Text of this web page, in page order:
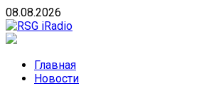
Skip
to
content
08.08.2026
направлений без возрастных
Главная
Новости